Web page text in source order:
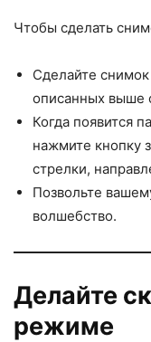
Чтобы сделать
Сделайте
описанных выше
Когда появится
нажмите кнопку
стрелки,
Позвольте
волшебство.
Делайте
режиме